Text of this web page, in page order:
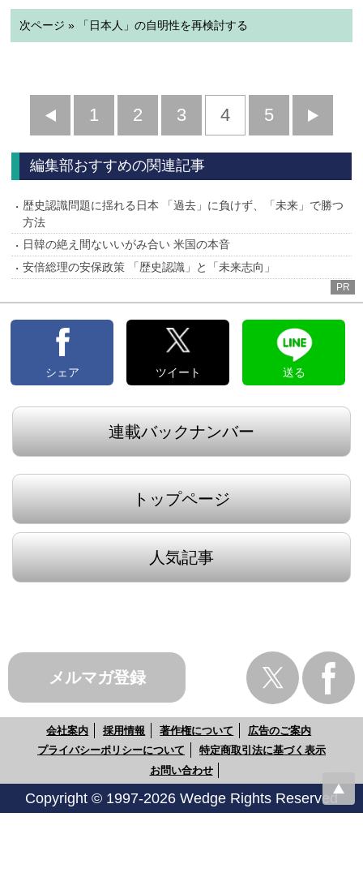
次ページ » 「日本人」の自明性を再検討する
前
へ
1 2 3 4 5
へ
編集部おすすめの関連記事
歴史認識問題に揺れる日本 「過去」に負けず、「未来」で勝つ
方法
日韓の絶え間ないいがみ合い 米国の本音
安倍総理の安保政策 「歴史認識」と「未来志向」
PR
シェア ツイート 送る
連載バックナンバー
トップページ
人気記事
メルマガ登録
会社案内 採用情報 著作権について
広告のご案内
プライバシーポリシーについて
特定商取引法に基づく表示
お問い合わせ
Copyright © 1997-2026 Wedge Rights Reserved